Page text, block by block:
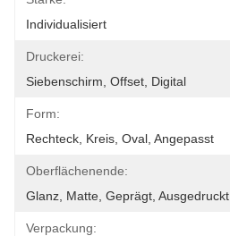
Individualisiert
Druckerei:
Siebenschirm, Offset, Digital
Form:
Rechteck, Kreis, Oval, Angepasst
Oberflächenende:
Glanz, Matte, Geprägt, Ausgedruckt
Verpackung: